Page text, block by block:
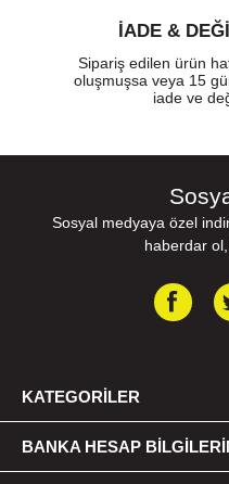
İADE &
Sipariş edilen ürün
oluşmuşsa veya 15
iade ve
Sosyal medyaya özel
haberdar ol,
KATEGORILER
BANKA HESAP